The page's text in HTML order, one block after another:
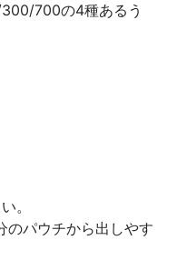
700の4種あるう
。
のパウチから出しやす